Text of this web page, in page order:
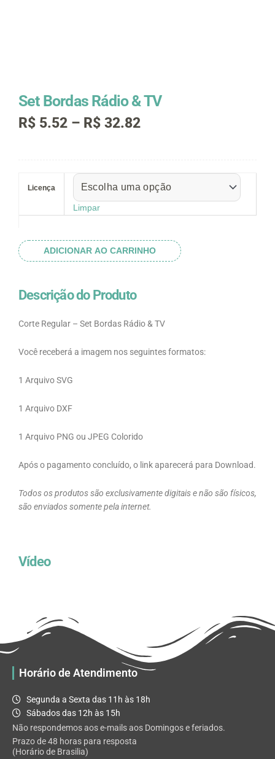
Set Bordas Rádio & TV
R$ 5.52 – R$ 32.82Faixa
através
R$ 32.82
Licença
Limpar
Rádio
ADICIONAR AO CARRINHO
Descrição do Produto
Corte Regular – Set Bordas Rádio & TV
Você receberá a imagem nos seguintes formatos:
1 Arquivo SVG
1 Arquivo DXF
1 Arquivo PNG ou JPEG Colorido
Após o pagamento concluído, o link aparecerá para Download.
Todos os produtos são exclusivamente digitais e não são físicos,
são enviados somente pela internet.
Vídeo
Horário de Atendimento
Segunda a Sexta das 11h às 18h
Sábados das 12h às 15h
Não respondemos aos e-mails aos Domingos e feriados.
Prazo de 48 horas para resposta
(Horário de Brasilia)